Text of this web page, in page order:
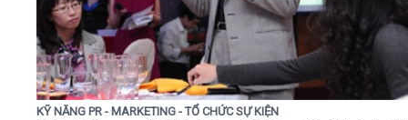
KỸ NĂNG PR - MARKETING - TỔ CHỨC SỰ KIỆN